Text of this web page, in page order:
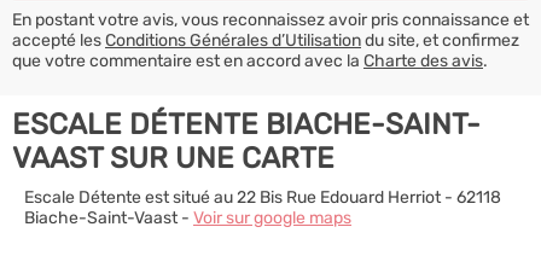
En postant votre avis, vous reconnaissez avoir pris connaissance et
accepté lesConditions Générales d’Utilisationdu site, et confirmez
que votre commentaire est en accord avec la Charte des avis.
ESCALE DÉTENTE BIACHE-SAINT-
VAAST SUR UNE CARTE
Escale Détente est situé au 22 Bis Rue Edouard Herriot - 62118
Biache-Saint-Vaast - Voir sur google maps